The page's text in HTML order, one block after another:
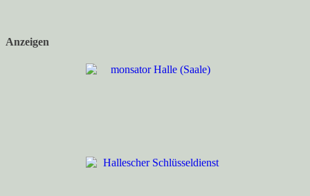
Anzeigen